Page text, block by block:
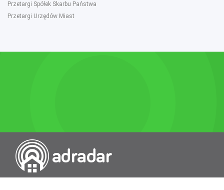
Przetargi Spółek Skarbu Państwa
Przetargi Urzędów Miast